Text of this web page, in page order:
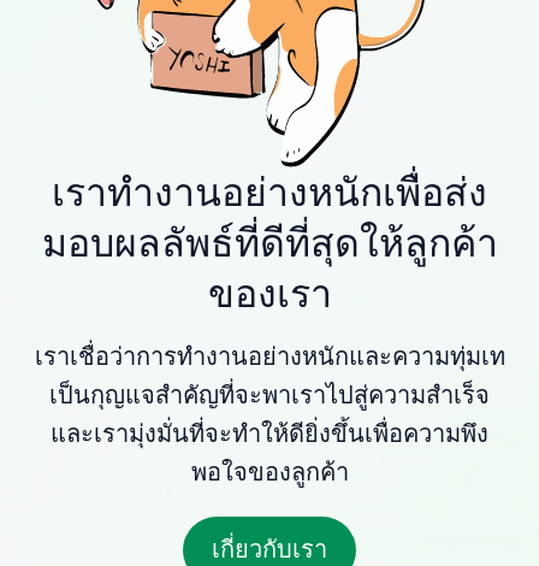
เราทำงานอย่างหนักเพื่อส่ง
มอบผลลัพธ์ที่ดีที่สุดให้ลูกค้า
ของเรา
เราเชื่อว่าการทำงานอย่างหนักและความทุ่มเท
เป็นกุญแจสำคัญที่จะพาเราไปสู่ความสำเร็จ
และเรามุ่งมั่นที่จะทำให้ดียิ่งขึ้นเพื่อความพึง
พอใจของลูกค้า
เกี่ยวกับเรา